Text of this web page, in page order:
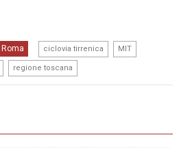
Roma ciclovia tirrenica MIT
regione toscana